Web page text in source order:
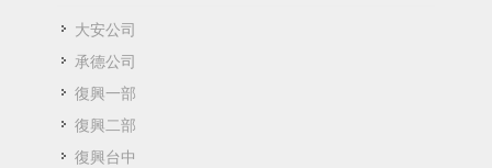
大安公司
承德公司
復興一部
復興二部
復興台中